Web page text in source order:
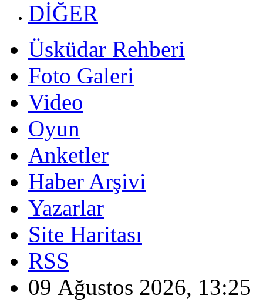
DİĞER
Üsküdar Rehberi
Foto Galeri
Video
Oyun
Anketler
Haber Arşivi
Yazarlar
Site Haritası
RSS
09 Ağustos 2026, 13:25